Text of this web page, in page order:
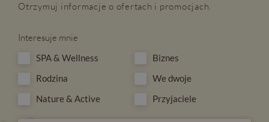
Otrzymuj informacje o ofertach i promocjach.
Interesuje mnie
SPA & Wellness
Biznes
Rodzina
We dwoje
Nature & Active
Przyjaciele